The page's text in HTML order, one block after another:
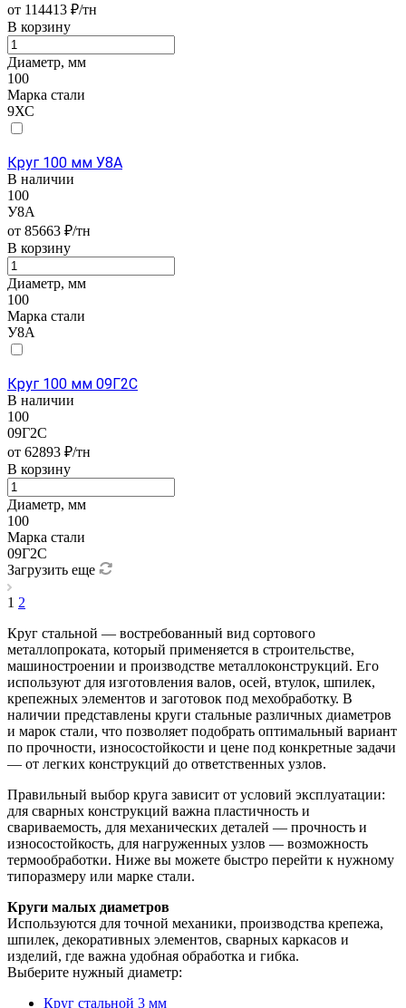
от 114413 ₽/тн
В корзину
Диаметр, мм
100
Марка стали
9ХС
Круг 100 мм У8А
В наличии
100
У8А
от 85663 ₽/тн
В корзину
Диаметр, мм
100
Марка стали
У8А
Круг 100 мм 09Г2С
В наличии
100
09Г2С
от 62893 ₽/тн
В корзину
Диаметр, мм
100
Марка стали
09Г2С
Загрузить еще
1 2
Круг стальной — востребованный вид сортового
металлопроката, который применяется в строительстве,
машиностроении и производстве металлоконструкций. Его
используют для изготовления валов, осей, втулок, шпилек,
крепежных элементов и заготовок под мехобработку. В
наличии представлены круги стальные различных диаметров
и марок стали, что позволяет подобрать оптимальный вариант
по прочности, износостойкости и цене под конкретные задачи
— от легких конструкций до ответственных узлов.
Правильный выбор круга зависит от условий эксплуатации:
для сварных конструкций важна пластичность и
свариваемость, для механических деталей — прочность и
износостойкость, для нагруженных узлов — возможность
термообработки. Ниже вы можете быстро перейти к нужному
типоразмеру или марке стали.
Круги малых диаметров
Используются для точной механики, производства крепежа,
шпилек, декоративных элементов, сварных каркасов и
изделий, где важна удобная обработка и гибка.
Выберите нужный диаметр:
Круг стальной 3 мм